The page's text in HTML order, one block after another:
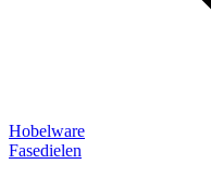
Hobelware
Fasedielen